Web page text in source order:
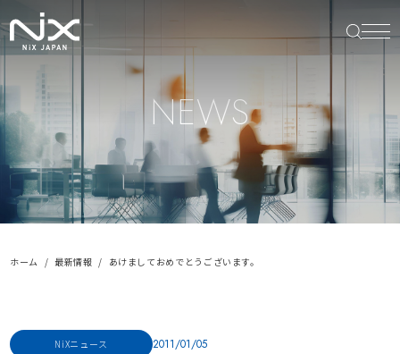
NEWS
ホーム 最新情報 あけましておめでとうございます。
NiXニュース 2011/01/05